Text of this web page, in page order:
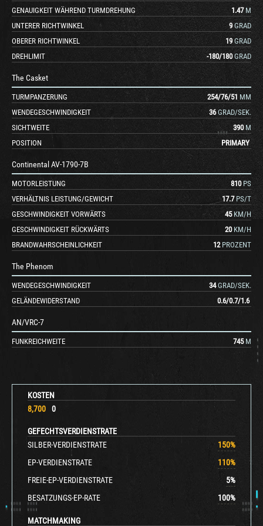
KOSTEN
8,700
0
GEFECHTSVERDIENSTRATE
SILBER-VERDIENSTRATE
150%
EP-VERDIENSTRATE
110%
FREIE-EP-VERDIENSTRATE
5%
BESATZUNGS-EP-RATE
100%
MATCHMAKING
GENAUIGKEIT WÄHREND TURMDREHUNG
1.47 M
UNTERER RICHTWINKEL
9 GRAD
OBERER RICHTWINKEL
19 GRAD
DREHLIMIT
-180/180 GRAD
The Casket
TURMPANZERUNG 254/76/51 MM
WENDEGESCHWINDIGKEIT
36 GRAD/SEK.
SICHTWEITE
390 M
POSITION
PRIMARY
Continental AV-1790-7B
MOTORLEISTUNG 810 PS
VERHÄLTNIS LEISTUNG/GEWICHT
17.7 PS/T
GESCHWINDIGKEIT VORWÄRTS
45 KM/H
GESCHWINDIGKEIT RÜCKWÄRTS
20 KM/H
BRANDWAHRSCHEINLICHKEIT
12 PROZENT
The Phenom
WENDEGESCHWINDIGKEIT 34 GRAD/SEK.
GELÄNDEWIDERSTAND
0.6/0.7/1.6
AN/VRC-7
FUNKREICHWEITE 745 M